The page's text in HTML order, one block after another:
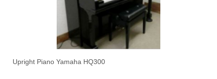
Upright Piano Yamaha HQ300